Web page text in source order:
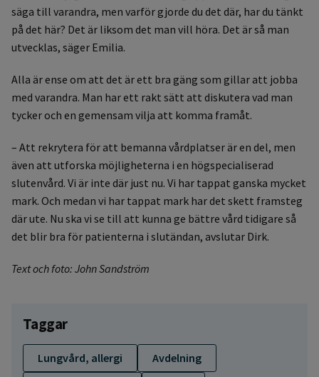
säga till varandra, men varför gjorde du det där, har du tänkt
på det här? Det är liksom det man vill höra. Det är så man
utvecklas, säger Emilia.
Alla är ense om att det är ett bra gäng som gillar att jobba
med varandra. Man har ett rakt sätt att diskutera vad man
tycker och en gemensam vilja att komma framåt.
– Att rekrytera för att bemanna vårdplatser är en del, men
även att utforska möjligheterna i en högspecialiserad
slutenvård. Vi är inte där just nu. Vi har tappat ganska mycket
mark. Och medan vi har tappat mark har det skett framsteg
där ute. Nu ska vi se till att kunna ge bättre vård tidigare så
det blir bra för patienterna i slutändan, avslutar Dirk.
Text och foto: John Sandström
Taggar
Lungvård, allergi
Avdelning